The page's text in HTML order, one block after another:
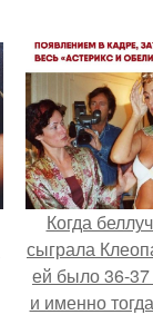
Когда
сыграла
ей было 36-37
и именно